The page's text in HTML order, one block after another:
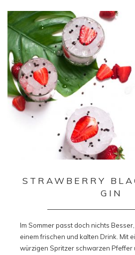
STRAWBERRY
GIN
Im Sommer passt doch nichts
einem frischen und kalten Drink. Mit
würzigen Spritzer schwarzen Pfeffer